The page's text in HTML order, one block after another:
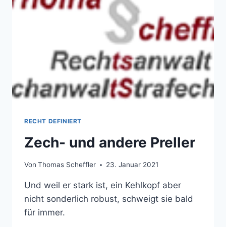
RECHT DEFINIERT
Zech- und andere Preller
Von Thomas Scheffler 23. Januar 2021
Und weil er stark ist, ein Kehlkopf aber
nicht sonderlich robust, schweigt sie bald
für immer.